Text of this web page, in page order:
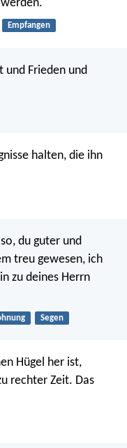
Empfangen
und Frieden und
halten, die ihn
du guter und
treu gewesen, ich
zu deines Herrn
Segen
Hügel her ist,
rechter Zeit. Das